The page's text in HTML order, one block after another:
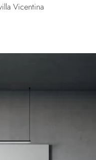
Vicentina